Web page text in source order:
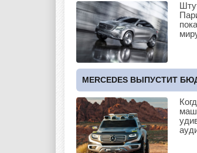
MERCEDES ВЫПУСТИТ